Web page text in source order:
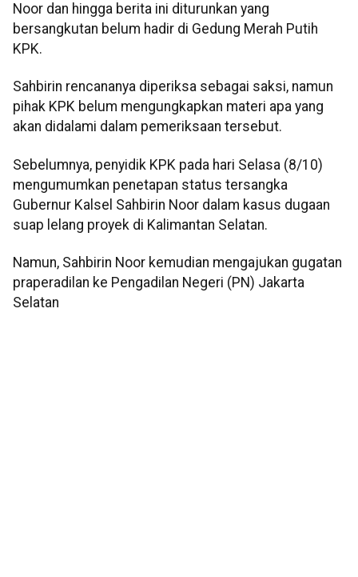
Noor dan hingga berita ini diturunkan yang
bersangkutan belum hadir di Gedung Merah Putih
KPK.
Sahbirin rencananya diperiksa sebagai saksi, namun
pihak KPK belum mengungkapkan materi apa yang
akan didalami dalam pemeriksaan tersebut.
Sebelumnya, penyidik KPK pada hari Selasa (8/10)
mengumumkan penetapan status tersangka
Gubernur Kalsel Sahbirin Noor dalam kasus dugaan
suap lelang proyek di Kalimantan Selatan.
Namun, Sahbirin Noor kemudian mengajukan gugatan
praperadilan ke Pengadilan Negeri (PN) Jakarta
Selatan